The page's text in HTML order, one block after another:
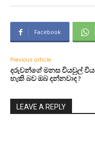
Facebook
Previous article
දරුවන්ගේ මනස වියවුල් විය
හැකි බව ඔබ දන්නවාද ?
LEAVE A REPLY